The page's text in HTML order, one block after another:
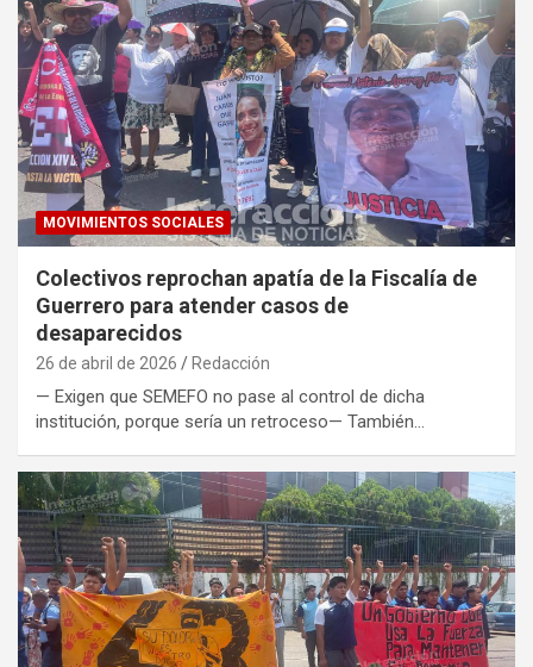
MOVIMIENTOS SOCIALES
Colectivos reprochan apatía de la Fiscalía de
Guerrero para atender casos de
desaparecidos
26 de abril de 2026 Redacción
— Exigen que SEMEFO no pase al control de dicha
institución, porque sería un retroceso— También…